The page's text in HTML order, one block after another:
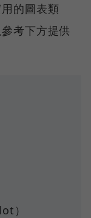
的圖表類
考下方提供
）